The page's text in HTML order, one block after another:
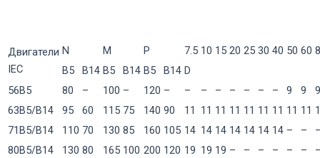
Двигатели
IEC
N M P 7.5 10 15 20 25 30 40 50 60
B5
B14 B5 B14 B5 B14 D
56B5
80 – 100 – 120 – – – – – – – – 9 9
9
63B5/B14
95 60 115 75 140 90 11 11 11 11 11 11 11 11 11
71B5/B14
110 70 130 85 160 105 14 14 14 14 14 14 14 – –
80B5/B14
130 80 165 100 200 120 19 19 19 – – – – – –